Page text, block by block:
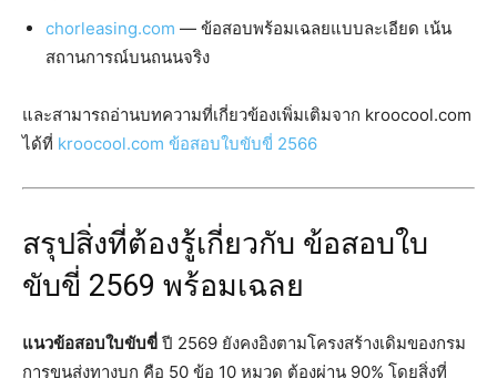
chorleasing.com — ข้อสอบพร้อมเฉลยแบบละเอียด เน้น
สถานการณ์บนถนนจริง
และสามารถอ่านบทความที่เกี่ยวข้องเพิ่มเติมจาก kroocool.com
ได้ที่ kroocool.com ข้อสอบใบขับขี่ 2566
สรุปสิ่งที่ต้องรู้เกี่ยวกับ ข้อสอบใบ
ขับขี่ 2569 พร้อมเฉลย
แนวข้อสอบใบขับขี่ ปี 2569 ยังคงอิงตามโครงสร้างเดิมของกรม
การขนส่งทางบก คือ 50 ข้อ 10 หมวด ต้องผ่าน 90% โดยสิ่งที่